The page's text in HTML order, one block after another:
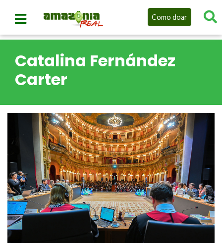
Como doar
Catalina Fernández
Carter